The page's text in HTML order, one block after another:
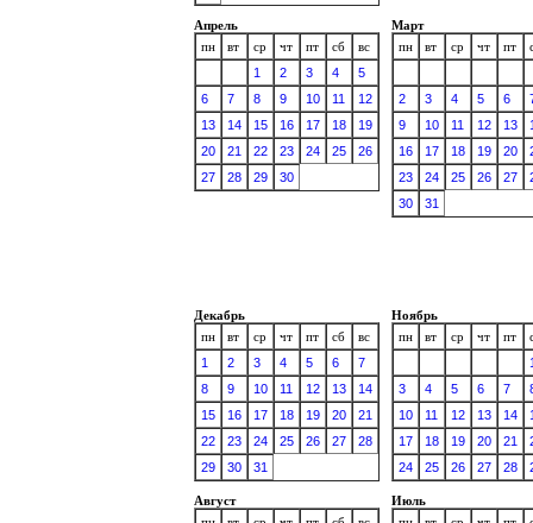
Апрель
пн
вт ср чт пт сб
вс
1
2 3 4
5
6
7 8 9 10 11
12
13
14 15 16 17 18
19
20
21 22 23 24 25
26
27
28 29 30
Март
пн
вт ср чт пт
2 3 4 5 6
9
10 11 12 13
16
17 18 19 20
23
24 25 26 27
30
31
Декабрь
пн
вт ср чт пт сб
вс
1
2 3 4 5 6
7
8
9 10 11 12 13
14
15
16 17 18 19 20
21
22
23 24 25 26 27
28
29
30 31
Ноябрь
пн
вт ср чт пт
3
4 5 6 7
10
11 12 13 14
17
18 19 20 21
24
25 26 27 28
Август
Июль